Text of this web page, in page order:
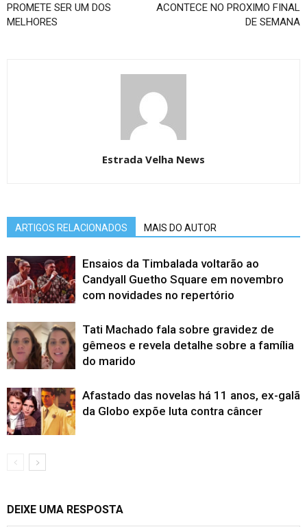
PROMETE SER UM DOS
MELHORES
ACONTECE NO PROXIMO FINAL
DE SEMANA
Estrada Velha News
ARTIGOS RELACIONADOS MAIS DO AUTOR
Ensaios da Timbalada voltarão ao
Candyall Guetho Square em novembro
com novidades no repertório
Tati Machado fala sobre gravidez de
gêmeos e revela detalhe sobre a família
do marido
Afastado das novelas há 11 anos, ex-galã
da Globo expõe luta contra câncer
DEIXE UMA RESPOSTA